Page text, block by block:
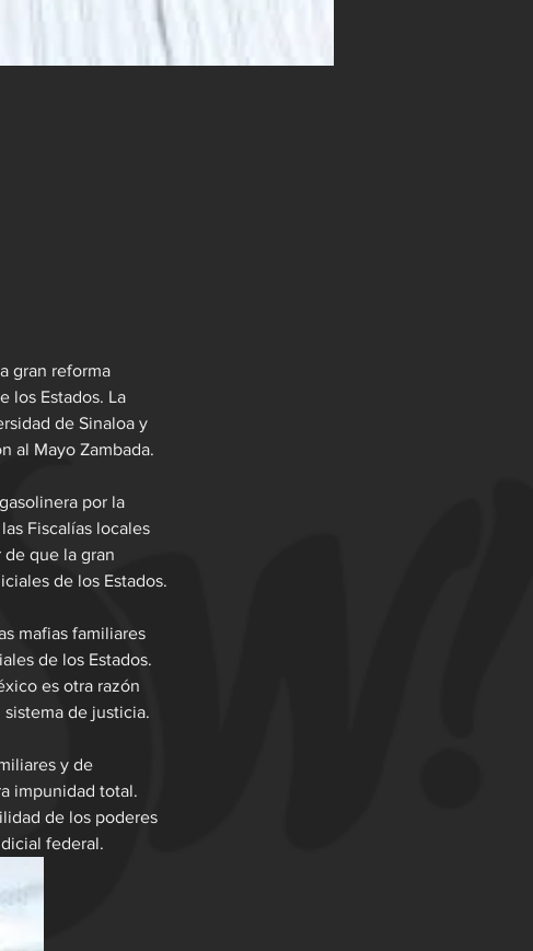
gran reforma
los Estados. La
de Sinaloa y
al Mayo Zambada.
por la
Fiscalías locales
que la gran
de los Estados.
mafias familiares
de los Estados.
es otra razón
de justicia.
y de
impunidad total.
de los poderes
federal.